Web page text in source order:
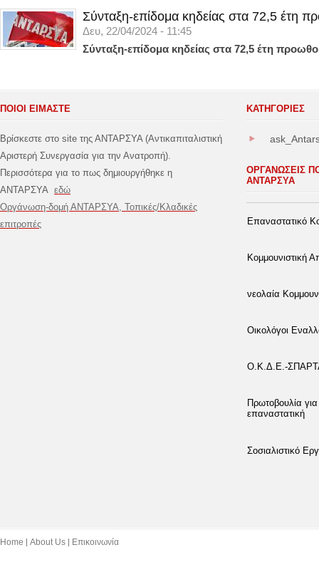
Σύνταξη-επίδομα κηδείας στα 72,5 έτη
Δευ, 22/04/2024 - 11:45
Σύνταξη-επίδομα κηδείας στα 72,5 έτη
ΠΟΙΟΙ ΕΙΜΑΣΤΕ
Βρίσκεστε στο site της ΑΝΤΑΡΣΥΑ (Αντικαπιταλιστική
Αριστερή Συνεργασία για την Ανατροπή).
Περισσότερα για το πως δημιουργήθηκε η
ΑΝΤΑΡΣΥΑ εδώ
Οργάνωση-δομή ΑΝΤΑΡΣΥΑ, Τοπικές/Κλαδικές
επιτροπές
ΚΑΤΗΓΟΡΊΕΣ
ΟΡΓΑΝΩΣΕΙΣ
ΑΝΤΑΡΣΥΑ
Επαναστατικό
Κομμουνιστική
νεολαία
Οικολόγοι
Ο.Κ.Δ.Ε.-
Πρωτοβουλία
επαναστατική
Σοσιαλιστικό
Home About Us Επικοινωνία